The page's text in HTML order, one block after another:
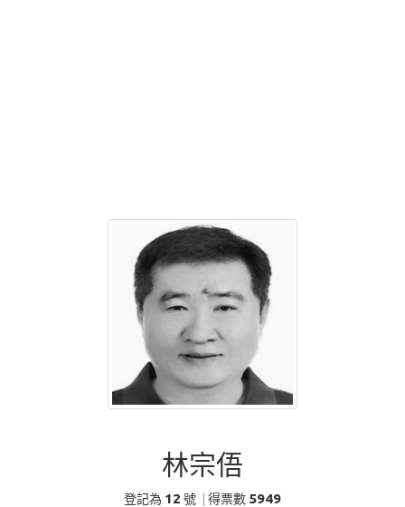
林宗俉
登記為 12 號 得票數 5949